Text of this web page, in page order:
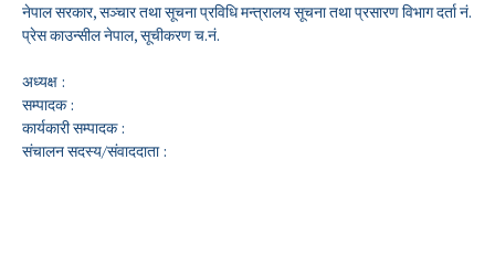
नेपाल सरकार, सञ्चार तथा सूचना प्रविधि मन्त्रालय सूचना तथा प्रसारण विभाग दर्ता नं.
प्रेस काउन्सील नेपाल, सूचीकरण च.नं.
अध्यक्ष :
सम्पादक :
कार्यकारी सम्पादक :
संचालन सदस्य/संवाददाता :